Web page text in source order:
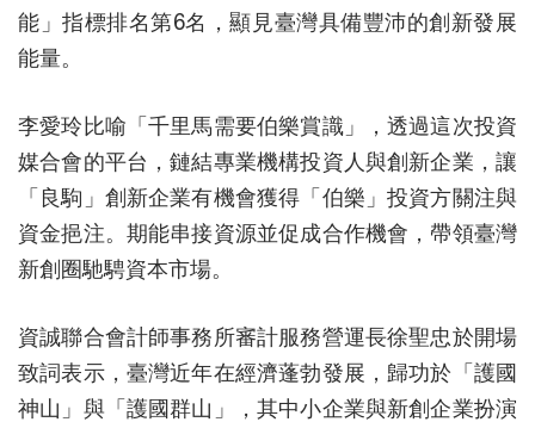
能」指標排名第6名，顯見臺灣具備豐沛的創新發展
能量。
李愛玲比喻「千里馬需要伯樂賞識」，透過這次投資
媒合會的平台，鏈結專業機構投資人與創新企業，讓
「良駒」創新企業有機會獲得「伯樂」投資方關注與
資金挹注。期能串接資源並促成合作機會，帶領臺灣
新創圈馳騁資本市場。
資誠聯合會計師事務所審計服務營運長徐聖忠於開場
致詞表示，臺灣近年在經濟蓬勃發展，歸功於「護國
神山」與「護國群山」，其中小企業與新創企業扮演